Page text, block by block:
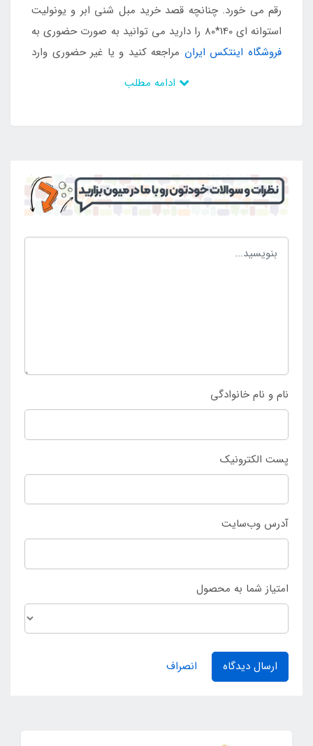
رقم می خورد. چنانچه قصد خرید مبل شنی ابر و یونولیت
استوانه ای 140*80 را دارید می توانید به صورت حضوری به
فروشگاه اینتکس ایران مراجعه کنید و یا غیر حضوری وارد
نام و نام خانوادگی
پست الکترونیک
آدرس وب‌سایت
امتیاز شما به محصول
ارسال دیدگاه انصراف